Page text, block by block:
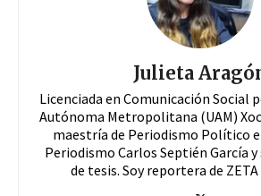
Julieta
Licenciada en Comunicación Social
Autónoma Metropolitana (UAM)
maestría de Periodismo Político
Periodismo Carlos Septién García
de tesis. Soy reportera de ZETA